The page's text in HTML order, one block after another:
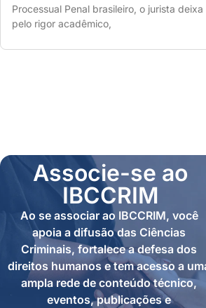
Processual Penal brasileiro, o jurista
pelo rigor acadêmico,
Associe-se ao
IBCCRIM
Ao se associar ao IBCCRIM, você
apoia a difusão das Ciências
Criminais, fortalece a defesa dos
direitos humanos e tem acesso a
ampla rede de conteúdo técnico,
eventos, publicações e